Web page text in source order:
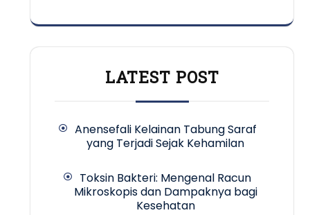
LATEST POST
Anensefali Kelainan Tabung Saraf
yang Terjadi Sejak Kehamilan
Toksin Bakteri: Mengenal Racun
Mikroskopis dan Dampaknya bagi
Kesehatan